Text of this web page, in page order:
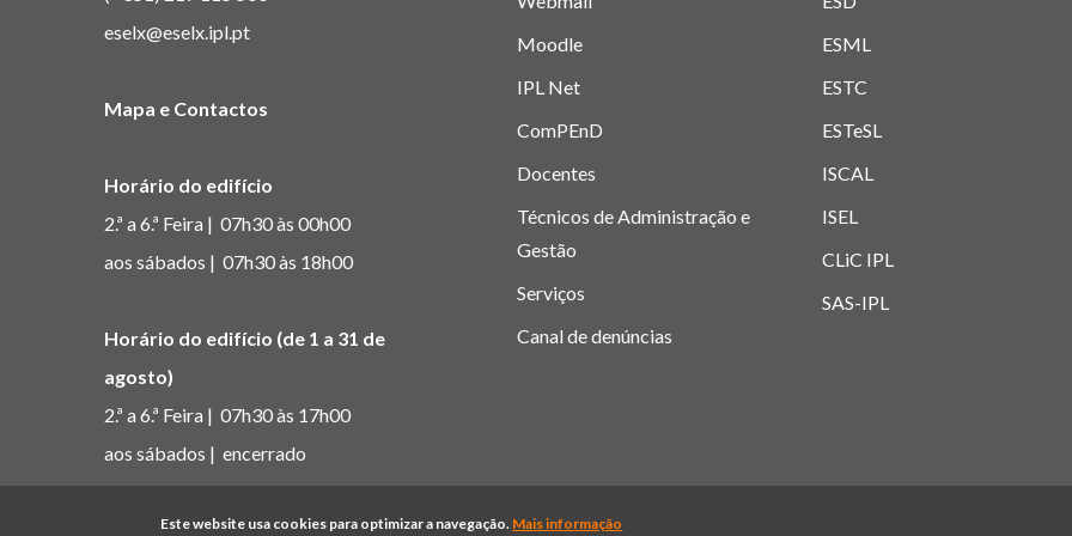
eselx@eselx.ipl.pt
Mapa e Contactos
Horário do edifício
2.ª a 6.ª Feira | 07h30 às 00h00
aos sábados | 07h30 às 18h00
Horário do edifício (de 1 a 31 de
agosto)
2.ª a 6.ª Feira | 07h30 às 17h00
aos sábados | encerrado
Moodle
IPL Net
ComPEnD
Docentes
Técnicos de Administração e
Gestão
Serviços
Canal de denúncias
ESML
ESTC
ESTeSL
ISCAL
ISEL
CLiC IPL
SAS-IPL
Este website usa cookies para optimizar a navegação. Mais informação